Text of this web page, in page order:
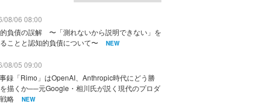
08/06 08:00
負債の誤解 〜「測れないから説明できない」を
ことと認知的負債について〜
NEW
08/05 09:00
録「Rimo」はOpenAI、Anthropic時代にどう勝
描くか──元Google・相川氏が説く現代のプロダ
略
NEW